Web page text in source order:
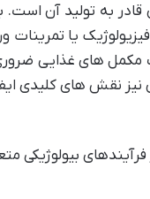
به تولید آن است.
یا تمرینات
های غذایی
نیز نقش های کلیدی
فرآیندهای